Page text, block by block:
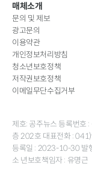
매체소개
문의 및 제보
광고문의
이용약관
개인정보처리방침
청소년보호정책
저작권보호정책
이메일무단수집거부
제호: 공주뉴스 등록번호
층 202호 대표전화 :
등록일 : 2023-10-30 발
소 년보호책임자 : 유명근